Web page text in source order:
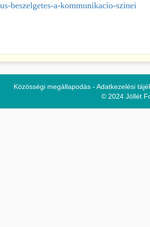
beszelgetes-a-kommunikacio-szinei
Közösségi megállapodás- Adatkezelési
© 2024 Jóllét